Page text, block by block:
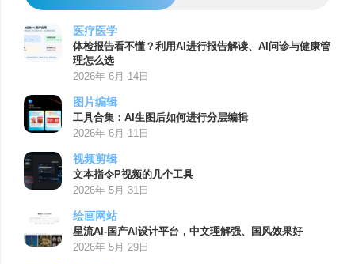
医疗医学
体检报告看不懂？利用AI进行报告解读、AI问诊与健康管
理怎么选
2026年 6月 14日
图片编辑
工具合集：AI生图后如何进行分层编辑
2026年 6月 11日
视频剪辑
文本指令P视频的几个工具
2026年 5月 31日
绘画网站
星流AI-国产AI设计平台，中文理解强、国风效果好
2026年 5月 29日